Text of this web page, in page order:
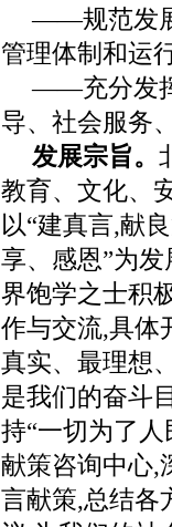
——规范发
管理体制和运
——充分发
导、社会服务
发展宗旨。
教育、文化、
以“建真言,献
享、感恩”为
界饱学之士积
作与交流,具体
真实、最理想
是我们的奋斗
持“一切为了
献策咨询中心,
言献策,总结各